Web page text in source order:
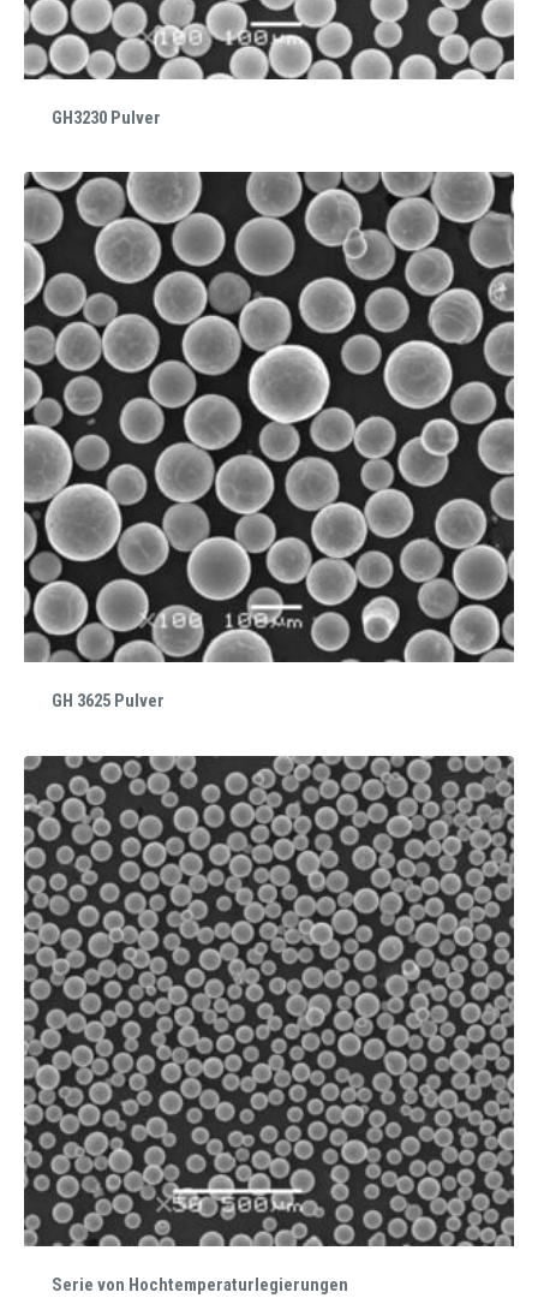
GH3230 Pulver
GH 3625 Pulver
Serie von Hochtemperaturlegierungen